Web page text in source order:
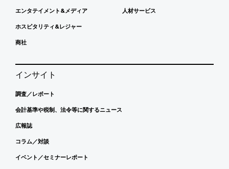
エンタテイメント&メディア
ホスピタリティ&レジャー
商社
人材サービス
インサイト
調査／レポート
会計基準や税制、法令等に関するニュース
広報誌
コラム／対談
イベント／セミナーレポート